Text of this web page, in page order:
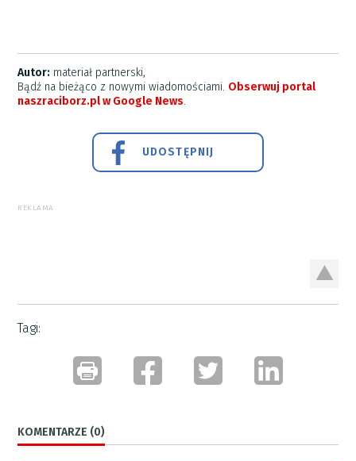
Autor: materiał partnerski,
Bądź na bieżąco z nowymi wiadomościami. Obserwuj portal
naszraciborz.pl w Google News.
UDOSTĘPNIJ
REKLAMA
Tagi:
KOMENTARZE (0)